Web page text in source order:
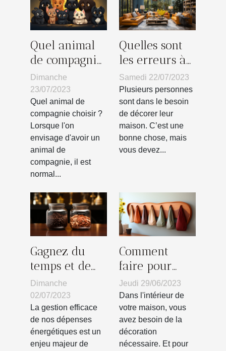
Quel animal
de compagnie
choisir ?
Dimanche
23/07/2023
Quel animal de
compagnie choisir ?
Lorsque l'on
envisage d'avoir un
animal de
compagnie, il est
normal...
Quelles sont
les erreurs à
éviter lors de
la décoration
d’une maison
?
Samedi 22/07/2023
Plusieurs personnes
sont dans le besoin
de décorer leur
maison. C’est une
bonne chose, mais
vous devez...
Gagnez du
temps et de
l'argent : les
bénéfices d'un
comparateur
d'énergie
Dimanche
02/07/2023
La gestion efficace
de nos dépenses
énergétiques est un
enjeu majeur de
Comment
faire pour
avoir un
patère en bois
?
Jeudi 29/06/2023
Dans l'intérieur de
votre maison, vous
avez besoin de la
décoration
nécessaire. Et pour